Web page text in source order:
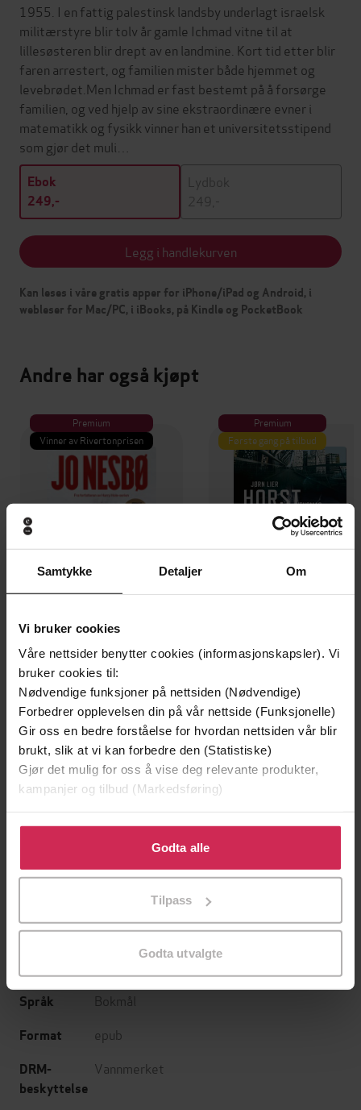
Samtykke Detaljer Om
Vi bruker cookies
Våre nettsider benytter cookies (informasjonskapsler). Vi
bruker cookies til:
Nødvendige funksjoner på nettsiden (Nødvendige)
Forbedrer opplevelsen din på vår nettside (Funksjonelle)
Gir oss en bedre forståelse for hvordan nettsiden vår blir
brukt, slik at vi kan forbedre den (Statistiske)
Gjør det mulig for oss å vise deg relevante produkter,
kampanjer og tilbud (Markedsføring)
Klikk på «Godta alle» for å gi oss ditt samtykke til å
bruke cookies for alle disse formålene. Du kan også
tilpasse ditt samtykke til spesifikke formål ved å klikke
Godta alle
Tilpass
Godta utvalgte
1955. I en fattig palestinsk landsby underlagt israelsk
militærstyre blir tolv år gamle Ichmad vitne til at
lillesøsteren blir drept av en landmine. Kort tid etter blir
faren arrestert, og familien mister både hjemmet og
levebrødet.Men Ichmad er fast bestemt på å forsørge
familien, og ved hjelp av sine ekstraordinære evner i
matematikk og fysikk vinner han et universitetsstipend
som gjør det muli…
Ebok
249,-
Lydbok
249,-
Legg i handlekurven
Kan leses i våre gratis apper for iPhone/iPad og Android, i
webleser for Mac/PC, i iBooks, på Kindle og PocketBook
Andre har også kjøpt
Premium
Vinner av Rivertonprisen
199,-
Minnesota
Jo Nesbø
EBOK
Premium
Første gang på tilbud
349,-
Utskudd
Jørn Lier Horst
EBOK
Johanne Müller(oversetter)
Forlag Gyldendal
15.08.2024
Lengde 340sider
Romaner
Språk Bokmål
Format epub
DRM-
beskyttelse
Vannmerket